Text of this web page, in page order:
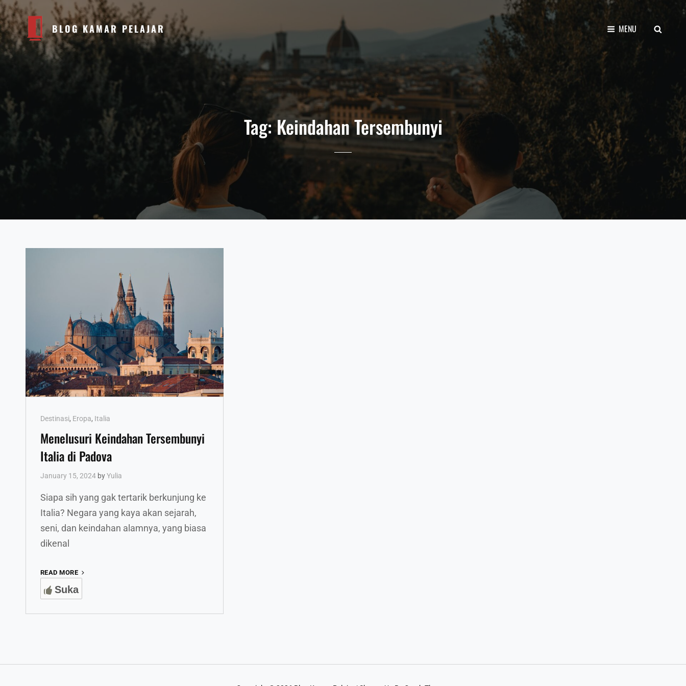
BLOG KAMAR PELAJAR MENU
Tag:Keindahan Tersembunyi
Cat
Links
Destinasi, Eropa, Italia
Menelusuri Keindahan Tersembunyi
Italia di Padova
January 15, 2024 byYulia
Siapa sih yang gak tertarik berkunjung ke
Italia? Negara yang kaya akan sejarah,
seni, dan keindahan alamnya, yang biasa
dikenal
READ MORE
DI
Suka